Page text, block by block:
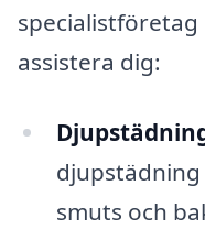
assistera dig:
smuts och